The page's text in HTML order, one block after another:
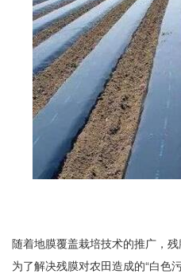
随着地膜覆盖栽培技术的推广，
为了解决残膜对农田造成的“白色